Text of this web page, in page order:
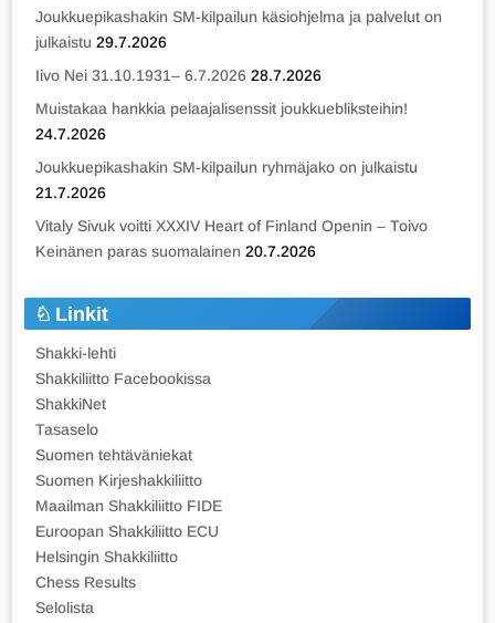
Joukkuepikashakin SM-kilpailun käsiohjelma ja palvelut on
julkaistu 29.7.2026
Iivo Nei 31.10.1931– 6.7.2026 28.7.2026
Muistakaa hankkia pelaajalisenssit joukkuebliksteihin!
24.7.2026
Joukkuepikashakin SM-kilpailun ryhmäjako on julkaistu
21.7.2026
Vitaly Sivuk voitti XXXIV Heart of Finland Openin – Toivo
Keinänen paras suomalainen 20.7.2026
Linkit
Shakki-lehti
Shakkiliitto Facebookissa
ShakkiNet
Tasaselo
Suomen tehtäväniekat
Suomen Kirjeshakkiliitto
Maailman Shakkiliitto FIDE
Euroopan Shakkiliitto ECU
Helsingin Shakkiliitto
Chess Results
Selolista